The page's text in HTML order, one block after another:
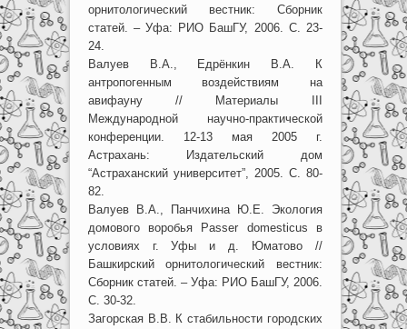
орнитологический вестник: Сборник
статей. – Уфа: РИО БашГУ, 2006. С. 23-
24.
Валуев В.А., Едрёнкин В.А. К
антропогенным воздействиям на
авифауну // Материалы III
Международной научно-практической
конференции. 12-13 мая 2005 г.
Астрахань: Издательский дом
“Астраханский университет”, 2005. С. 80-
82.
Валуев В.А., Панчихина Ю.Е. Экология
домового воробья Passer domesticus в
условиях г. Уфы и д. Юматово //
Башкирский орнитологический вестник:
Сборник статей. – Уфа: РИО БашГУ, 2006.
С. 30-32.
Загорская В.В. К стабильности городских